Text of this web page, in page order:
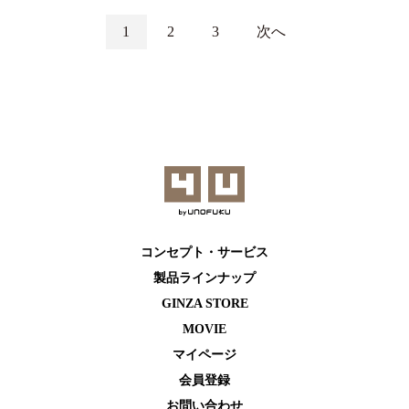
1 2 3 次へ
コンセプト・サービス
製品ラインナップ
GINZA STORE
MOVIE
マイページ
会員登録
お問い合わせ